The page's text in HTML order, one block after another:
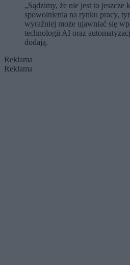
„Sądzimy, że nie jest to jeszcze
spowolnienia na rynku pracy,
wyraźniej może ujawniać się
technologii AI oraz
dodają.
Reklama
Reklama